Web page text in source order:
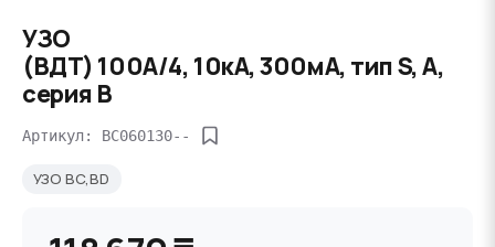
УЗО
(ВДТ) 100А/4, 10кА, 300мА, тип S, A,
серия B
Артикул: BC060130--
УЗО BC,BD